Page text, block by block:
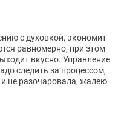
скоринки.
с духовкой, экономит
равномерно, при этом
вкусно. Управление
следить за процессом,
не разочаровала, жалею